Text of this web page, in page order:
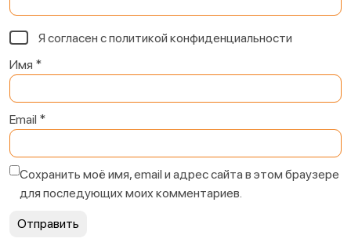
Я согласен сполитикой конфиденциальности
Имя *
Email *
Сохранить моё имя, email и адрес сайта в этом браузере
для последующих моих комментариев.